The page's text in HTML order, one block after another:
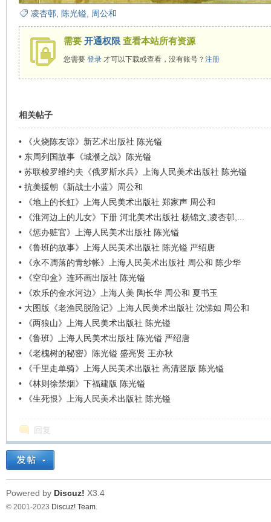
凌杏邨, 陈光镒 周公和
需要 开通权限 查看本站所有资源
您需要 登录才可以下载或查看，没有账号？ 注册
相关帖子
•
《火烧陈友谅》新艺术出版社 陈光镒
• 东周列国故事《城濮之战》陈光镒
• 苏联梭罗维约夫《俄罗斯水兵》上海人民美术出版社 陈光镒
• 抗美援朝《新战士小蓝》周公和
•
《地上的长虹》上海人民美术出版社 郑家声 周公和
•
《淮河边上的儿女》下册 河北美术出版社 杨锦文,凌杏邨,...
•
《惩办赃官》上海人民美术出版社 陈光镒
•
《鲁班的故事》上海人民美术出版社 陈光镒 严绍唐
•
《永不凋落的青纱帐》上海人民美术出版社 周公和 陈少华
•
《空印盒》连环画出版社 陈光镒
•
《欢乐的金水河边》上海人美 陶长华 周公和 夏书玉
• 大图版《老渔民脱险记》上海人民美术出版社 沈悌如 周公和
•
《两狼山》上海人民美术出版社 陈光镒
•
《鲁班》上海人民美术出版社 陈光镒 严绍唐
•
《老槐树的秘密》陈光镒 盛亮贤 王亦秋
•
《千里走单骑》上海人民美术出版社 高清竖版 陈光镒
•
《林则徐禁烟》下福建版 陈光镒
•
《生死恨》上海人民美术出版社 陈光镒
回复
Powered by Discuz! X3.4
© 2001-2023 Discuz! Team.